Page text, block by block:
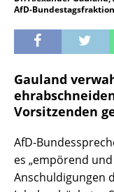
AfD-
Gauland
Vorsitzenden
AfD-
es „empörend
Anschuldigungen